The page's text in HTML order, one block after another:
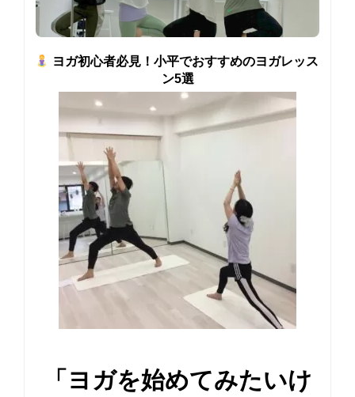
ヨガ初心者必見！小平でおすすめのヨガレッス
ン5選
「ヨガを始めてみたいけ